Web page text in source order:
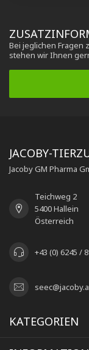
Bei jeglichen Fragen
stehen wir Ihnen
JACOBY-
Jacoby GM Pharma
Teichweg 2
5400 Hallein
Österreich
+43 (0) 6245 /
KATEGORIEN